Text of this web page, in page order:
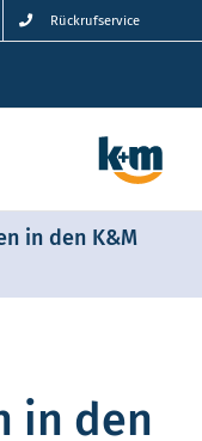
Rückrufservice
in den K&M
in den